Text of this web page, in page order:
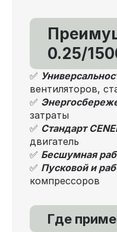
0.25/
✅
вентиляторов,
✅
затраты
✅ Стандарт
двигатель
✅ Бесшумная
✅ Пусковой и
компрессоров
Где